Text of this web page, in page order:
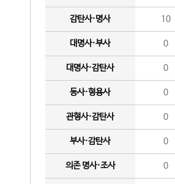
감탄사·명사 10
대명사·부사 0
대명사·감탄사 0
동사·형용사 0
관형사·감탄사 0
부사·감탄사 0
의존 명사·조사 0